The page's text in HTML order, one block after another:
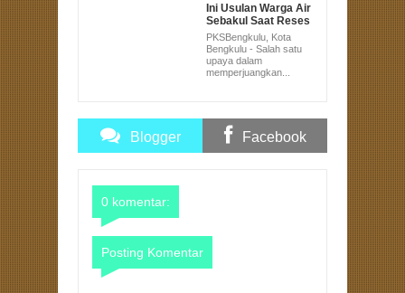
Ini Usulan Warga Air
Sebakul Saat Reses
Sefty Yuslinah
PKSBengkulu, Kota
Bengkulu - Salah satu
upaya dalam
memperjuangkan...
Blogger Facebook
0 komentar:
Posting Komentar